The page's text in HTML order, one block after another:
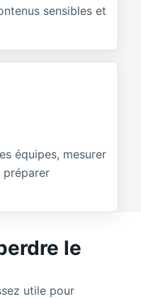
sensibles et
équipes, mesurer
préparer
le
utile pour